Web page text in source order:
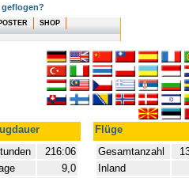
geflogen?
POSTER
SHOP
Flüge
216:06
9,0
Gesamtanzahl
Inland